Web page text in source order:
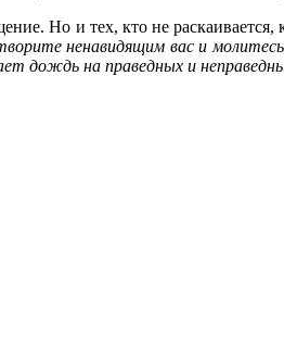
Но и тех, кто не
ненавидящим вас и
дождь на праведных и